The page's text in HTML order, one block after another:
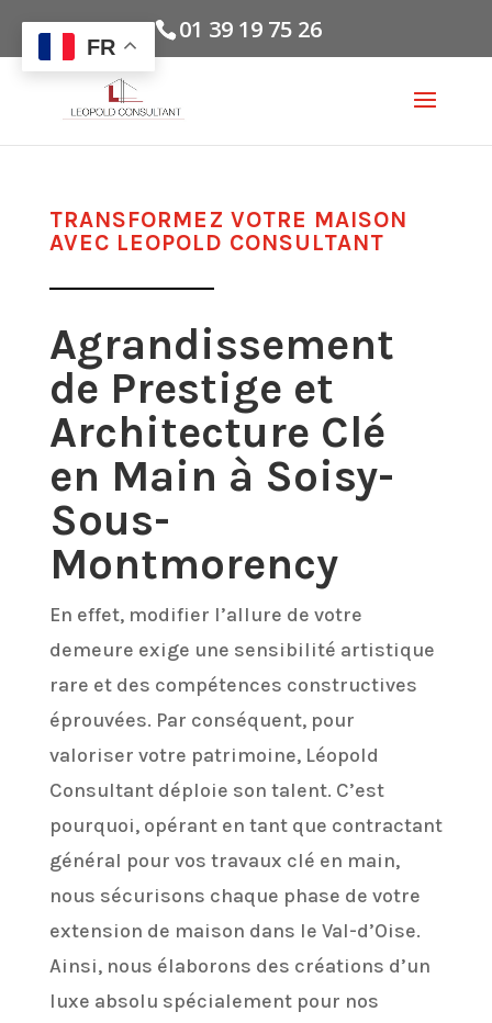
01 39 19 75 26
TRANSFORMEZ VOTRE MAISON
AVEC LEOPOLD CONSULTANT
Agrandissement
de Prestige et
Architecture Clé
en Main à Soisy-
Sous-
Montmorency
En effet, modifier l’allure de votre
demeure exige une sensibilité artistique
rare et des compétences constructives
éprouvées. Par conséquent, pour
valoriser votre patrimoine, Léopold
Consultant déploie son talent. C’est
pourquoi, opérant en tant que contractant
général pour vos travaux clé en main,
nous sécurisons chaque phase de votre
extension de maison dans le Val-d’Oise.
Ainsi, nous élaborons des créations d’un
luxe absolu spécialement pour nos
FR